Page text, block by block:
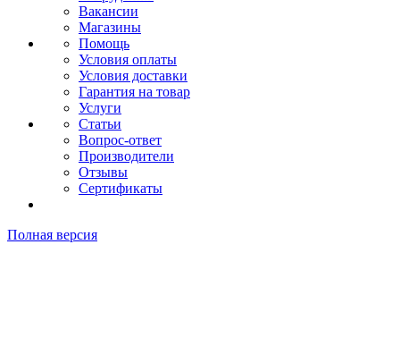
Вакансии
Магазины
Помощь
Условия оплаты
Условия доставки
Гарантия на товар
Услуги
Статьи
Вопрос-ответ
Производители
Отзывы
Сертификаты
Полная версия